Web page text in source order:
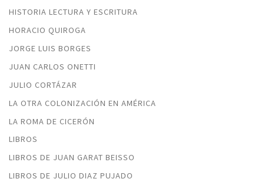
HISTORIA LECTURA Y ESCRITURA
HORACIO QUIROGA
JORGE LUIS BORGES
JUAN CARLOS ONETTI
JULIO CORTÁZAR
LA OTRA COLONIZACIÓN EN AMÉRICA
LA ROMA DE CICERÓN
LIBROS
LIBROS DE JUAN GARAT BEISSO
LIBROS DE JULIO DIAZ PUJADO